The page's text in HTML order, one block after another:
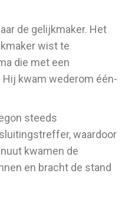
de gelijkmaker. Het
wist te
die met een
kwam wederom één-
steeds
waardoor
kwamen de
en bracht de stand